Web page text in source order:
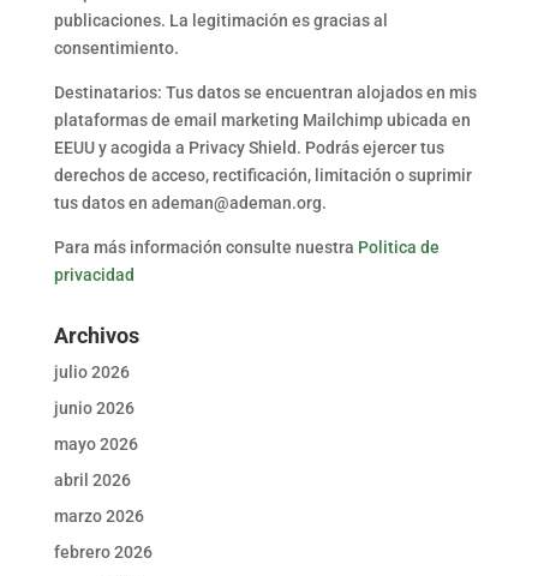
publicaciones. La legitimación es gracias al
consentimiento.
Destinatarios: Tus datos se encuentran alojados en mis
plataformas de email marketing Mailchimp ubicada en
EEUU y acogida a Privacy Shield. Podrás ejercer tus
derechos de acceso, rectificación, limitación o suprimir
tus datos en ademan@ademan.org.
Para más información consulte nuestra Politica de
privacidad
Archivos
julio 2026
junio 2026
mayo 2026
abril 2026
marzo 2026
febrero 2026